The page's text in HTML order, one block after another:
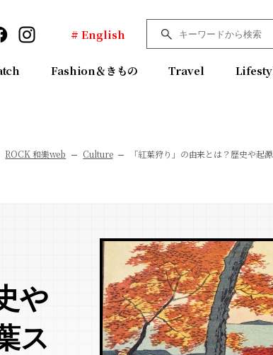
# English
Fashion＆きもの Travel
ROCK 和樂web Culture 「紅葉狩り」の由来とは？歴史や起
や
ス